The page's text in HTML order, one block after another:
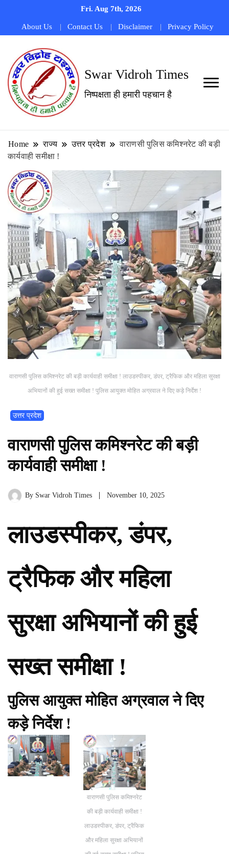
Fri. Aug 7th, 2026
About Us Contact Us Disclaimer Privacy Policy
Swar Vidroh Times
निष्पक्षता ही हमारी पहचान है
Home राज्य उत्तर प्रदेश
वाराणसी पुलिस कमिश्नरेट की बड़ी
कार्यवाही समीक्षा !
वाराणसी पुलिस कमिश्नरेट की बड़ी कार्यवाही समीक्षा ! लाउडस्पीकर, डंपर, ट्रैफिक और महिला सुरक्षा
अभियानों की हुई सख्त समीक्षा ! पुलिस आयुक्त मोहित अग्रवाल ने दिए कड़े निर्देश !
उत्तर प्रदेश
वाराणसी पुलिस कमिश्नरेट की बड़ी
कार्यवाही समीक्षा !
By Swar Vidroh Times November 10, 2025
लाउडस्पीकर, डंपर,
ट्रैफिक और महिला
सुरक्षा अभियानों की हुई
सख्त समीक्षा !
पुलिस आयुक्त मोहित अग्रवाल ने दिए
कड़े निर्देश !
वाराणसी पुलिस कमिश्नरेट
की बड़ी कार्यवाही समीक्षा !
लाउडस्पीकर, डंपर, ट्रैफिक
और महिला सुरक्षा अभियानों